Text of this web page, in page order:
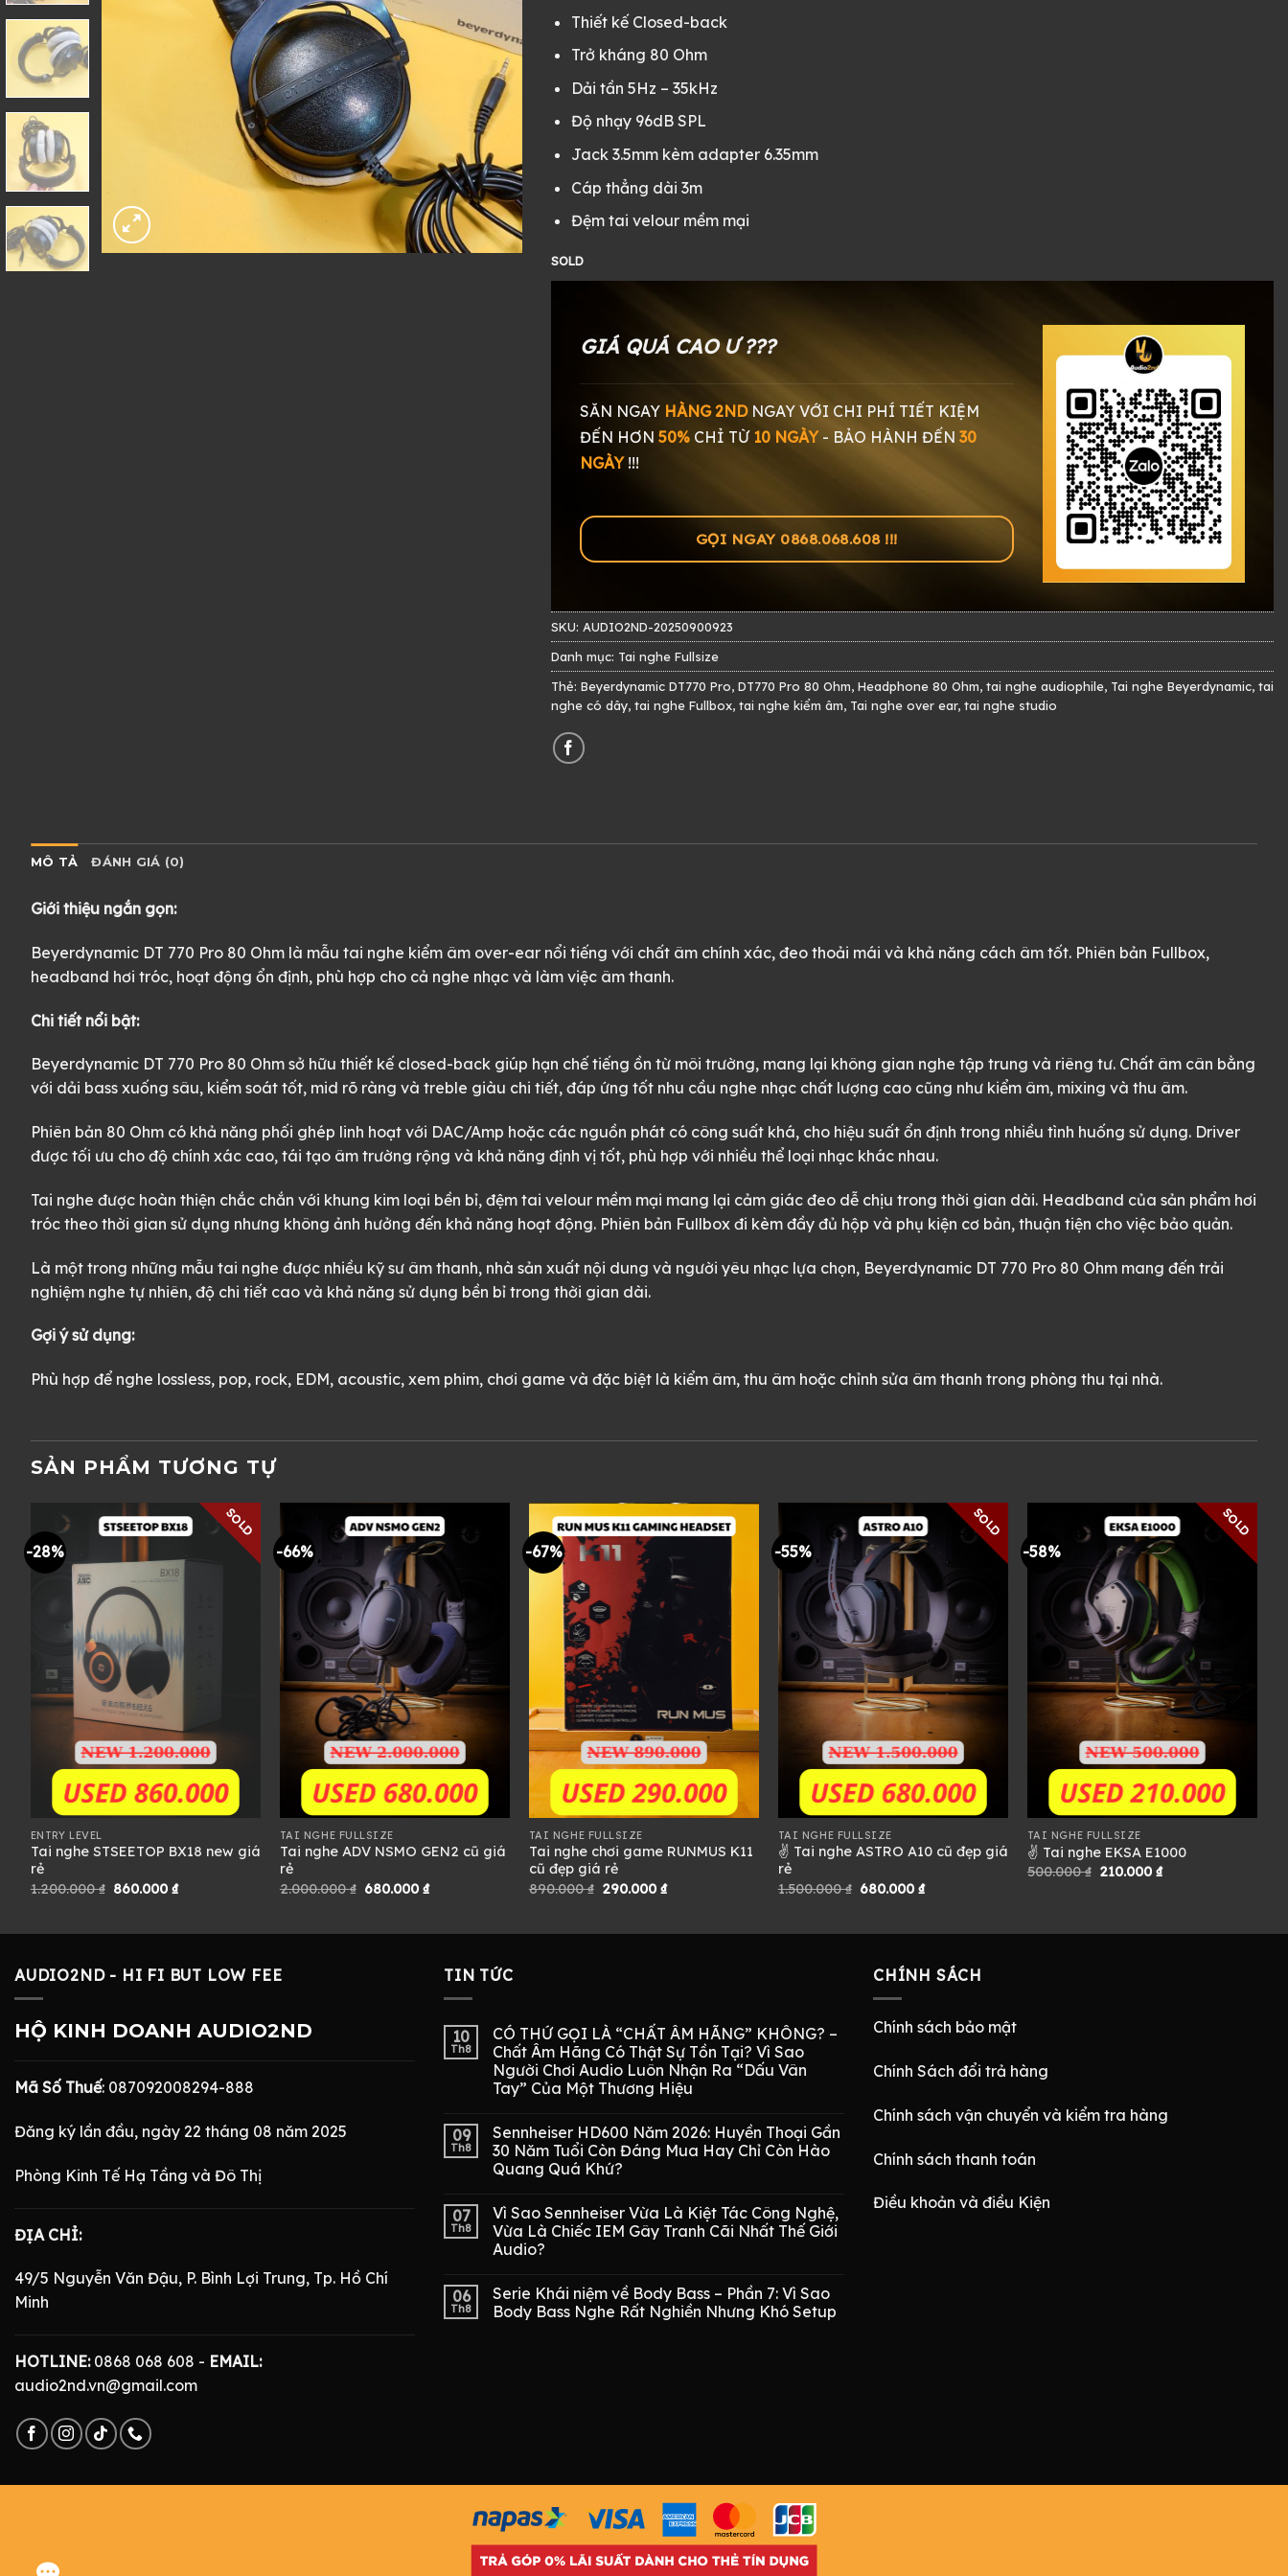
4.990.000 ₫.
Thiết kế Closed-back
Trở kháng 80 Ohm
Dải tần 5Hz – 35kHz
Độ nhạy 96dB SPL
Jack 3.5mm kèm adapter 6.35mm
Cáp thẳng dài 3m
Đệm tai velour mềm mại
SOLD
GIÁ QUÁ CAO Ư ???
SĂN NGAY HÀNG 2NDNGAY VỚI CHI PHÍ TIẾT KIỆM
ĐẾN HƠN 50% CHỈ TỪ 10 NGÀY- BẢO HÀNH ĐẾN 30
NGÀY!!!
GỌI NGAY 0868.068.608 !!!
SKU: AUDIO2ND-20250900923
Danh mục: Tai nghe Fullsize
Thẻ: Beyerdynamic DT770 Pro, DT770 Pro 80 Ohm, Headphone 80 Ohm, tai nghe audiophile, Tai nghe Beyerdynamic, tai
nghe có dây, tai nghe Fullbox, tai nghe kiểm âm, Tai nghe over ear, tai nghe studio
MÔ TẢ ĐÁNH GIÁ (0)
Giới thiệu ngắn gọn:
Beyerdynamic DT 770 Pro 80 Ohm là mẫu tai nghe kiểm âm over-ear nổi tiếng với chất âm chính xác, đeo thoải mái và khả năng cách âm tốt. Phiên bản Fullbox,
headband hơi tróc, hoạt động ổn định, phù hợp cho cả nghe nhạc và làm việc âm thanh.
Chi tiết nổi bật:
Beyerdynamic DT 770 Pro 80 Ohm sở hữu thiết kế closed-back giúp hạn chế tiếng ồn từ môi trường, mang lại không gian nghe tập trung và riêng tư. Chất âm cân bằng
với dải bass xuống sâu, kiểm soát tốt, mid rõ ràng và treble giàu chi tiết, đáp ứng tốt nhu cầu nghe nhạc chất lượng cao cũng như kiểm âm, mixing và thu âm.
Phiên bản 80 Ohm có khả năng phối ghép linh hoạt với DAC/Amp hoặc các nguồn phát có công suất khá, cho hiệu suất ổn định trong nhiều tình huống sử dụng. Driver
được tối ưu cho độ chính xác cao, tái tạo âm trường rộng và khả năng định vị tốt, phù hợp với nhiều thể loại nhạc khác nhau.
Tai nghe được hoàn thiện chắc chắn với khung kim loại bền bỉ, đệm tai velour mềm mại mang lại cảm giác đeo dễ chịu trong thời gian dài. Headband của sản phẩm hơi
tróc theo thời gian sử dụng nhưng không ảnh hưởng đến khả năng hoạt động. Phiên bản Fullbox đi kèm đầy đủ hộp và phụ kiện cơ bản, thuận tiện cho việc bảo quản.
Là một trong những mẫu tai nghe được nhiều kỹ sư âm thanh, nhà sản xuất nội dung và người yêu nhạc lựa chọn, Beyerdynamic DT 770 Pro 80 Ohm mang đến trải
nghiệm nghe tự nhiên, độ chi tiết cao và khả năng sử dụng bền bỉ trong thời gian dài.
Gợi ý sử dụng:
Phù hợp để nghe lossless, pop, rock, EDM, acoustic, xem phim, chơi game và đặc biệt là kiểm âm, thu âm hoặc chỉnh sửa âm thanh trong phòng thu tại nhà.
SẢN PHẨM TƯƠNG TỰ
-28%
SOLD
ENTRY LEVEL
Tai nghe STSEETOP BX18 new giá
rẻ
1.200.000₫ Giá
860.000₫Giá
-66%
TAI NGHE FULLSIZE
Tai nghe ADV NSMO GEN2 cũ giá
rẻ
2.000.000₫ Giá
680.000₫Giá
-67%
TAI NGHE FULLSIZE
Tai nghe chơi game RUNMUS K11
cũ đẹp giá rẻ
890.000₫ Giá
290.000₫Giá
-55%
SOLD
TAI NGHE FULLSIZE
✌ Tai nghe ASTRO A10 cũ đẹp giá
rẻ
1.500.000₫ Giá
680.000₫Giá
-58%
SOLD
TAI NGHE FULLSIZE
✌ Tai nghe EKSA E1000
500.000₫ Giá
210.000₫Giá
AUDIO2ND - HI FI BUT LOW FEE
HỘ KINH DOANH AUDIO2ND
Mã Số Thuế: 087092008294-888
Đăng ký lần đầu, ngày 22 tháng 08 năm 2025
Phòng Kinh Tế Hạ Tầng và Đô Thị
ĐỊA CHỈ:
49/5 Nguyễn Văn Đậu, P. Bình Lợi Trung, Tp. Hồ Chí
Minh
HOTLINE:0868 068 608 - EMAIL:
audio2nd.vn@gmail.com
TIN TỨC
10
Th8
CÓ THỨ GỌI LÀ “CHẤT ÂM HÃNG” KHÔNG? –
Chất Âm Hãng Có Thật Sự Tồn Tại? Vì Sao
Người Chơi Audio Luôn Nhận Ra “Dấu Vân
Tay” Của Một Thương Hiệu
09
Th8
Sennheiser HD600 Năm 2026: Huyền Thoại Gần
30 Năm Tuổi Còn Đáng Mua Hay Chỉ Còn Hào
Quang Quá Khứ?
07
Th8
Vì Sao Sennheiser Vừa Là Kiệt Tác Công Nghệ,
Vừa Là Chiếc IEM Gây Tranh Cãi Nhất Thế Giới
Audio?
06
Th8
Serie Khái niệm về Body Bass – Phần 7: Vì Sao
Body Bass Nghe Rất Nghiền Nhưng Khó Setup
CHÍNH SÁCH
Chính sách bảo mật
Chính Sách đổi trả hàng
Chính sách vận chuyển và kiểm tra hàng
Chính sách thanh toán
Điều khoản và điều Kiện